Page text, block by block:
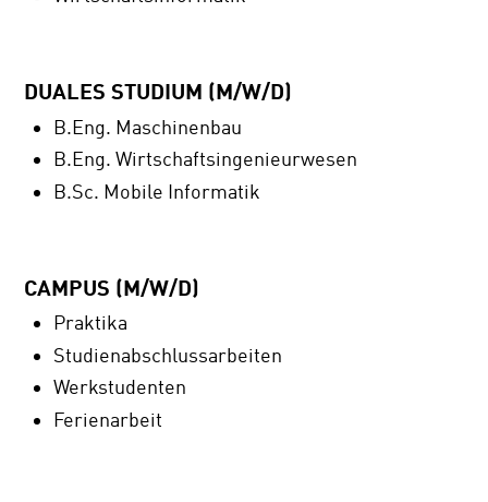
DUALES STUDIUM (M/W/D)
B.Eng. Maschinenbau
B.Eng. Wirtschaftsingenieurwesen
B.Sc. Mobile Informatik
CAMPUS (M/W/D)
Praktika
Studienabschlussarbeiten
Werkstudenten
Ferienarbeit